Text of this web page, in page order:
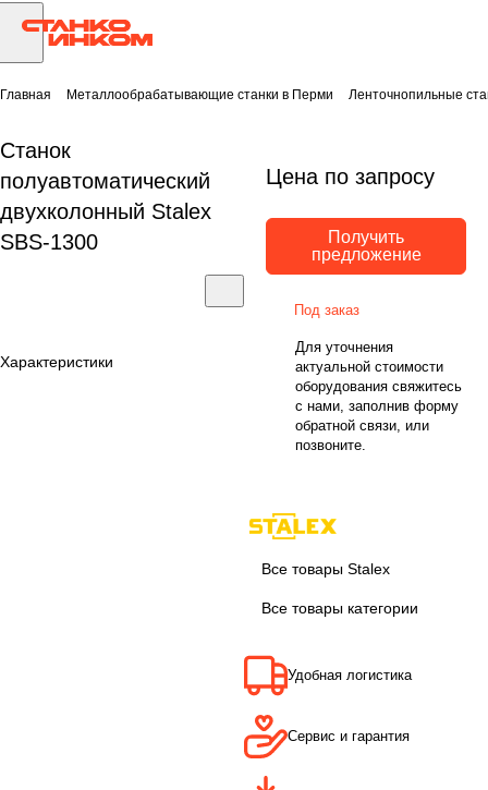
Главная Металлообрабатывающие станки в Перми Ленточнопильные
Станок
полуавтоматический
двухколонный Stalex
SBS-1300
Характеристики
Цена по запросу
Получить
предложение
Под заказ
Для уточнения
актуальной стоимости
оборудования свяжитесь
с нами, заполнив форму
обратной связи, или
позвоните.
Все товары Stalex
Все товары категории
Удобная логистика
Сервис и гарантия